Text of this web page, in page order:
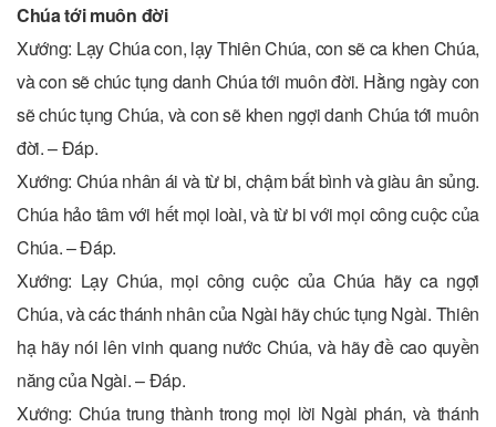
Chúa tới muôn đời
Xướng: Lạy Chúa con, lạy Thiên Chúa, con sẽ ca khen Chúa,
và con sẽ chúc tụng danh Chúa tới muôn đời. Hằng ngày con
sẽ chúc tụng Chúa, và con sẽ khen ngợi danh Chúa tới muôn
đời. – Ðáp.
Xướng: Chúa nhân ái và từ bi, chậm bất bình và giàu ân sủng.
Chúa hảo tâm với hết mọi loài, và từ bi với mọi công cuộc của
Chúa. – Ðáp.
Xướng: Lạy Chúa, mọi công cuộc của Chúa hãy ca ngợi
Chúa, và các thánh nhân của Ngài hãy chúc tụng Ngài. Thiên
hạ hãy nói lên vinh quang nước Chúa, và hãy đề cao quyền
năng của Ngài. – Ðáp.
Xướng: Chúa trung thành trong mọi lời Ngài phán, và thánh